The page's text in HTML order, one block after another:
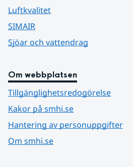
Luftkvalitet
SIMAIR
Sjöar och vattendrag
Om webbplatsen
Tillgänglighetsredogörelse
Kakor på smhi.se
Hantering av personuppgifter
Om smhi.se